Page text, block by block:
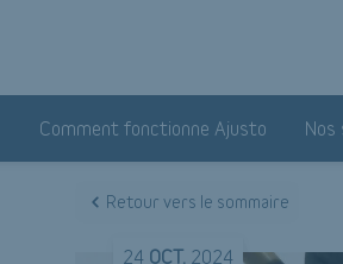
Comment fonctionne Ajusto Nos
Retour vers le sommaire
24 OCT. 2024